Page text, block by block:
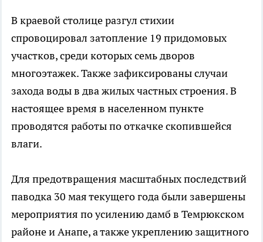
В краевой столице разгул стихии
спровоцировал затопление 19 придомовых
участков, среди которых семь дворов
многоэтажек. Также зафиксированы случаи
захода воды в два жилых частных строения. В
настоящее время в населенном пункте
проводятся работы по откачке скопившейся
влаги.
Для предотвращения масштабных последствий
паводка 30 мая текущего года были завершены
мероприятия по усилению дамб в Темрюкском
районе и Анапе, а также укреплению защитного